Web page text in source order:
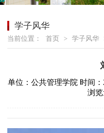
学子风华
当前位置： 首页 > 学子风华
单位：公共管理学院 时间：
浏览